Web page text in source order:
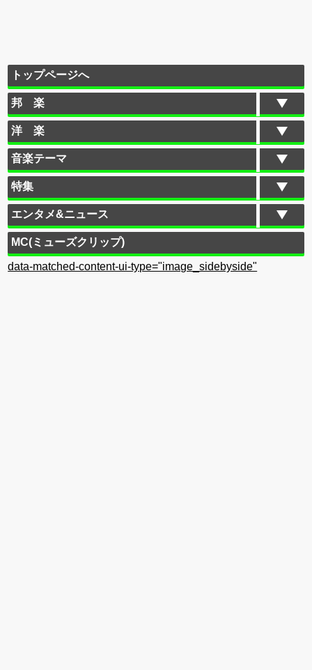
トップページへ
邦 楽
洋 楽
音楽テーマ
特集
エンタメ&ニュース
MC(ミューズクリップ)
data-matched-content-ui-type="image_sidebyside"